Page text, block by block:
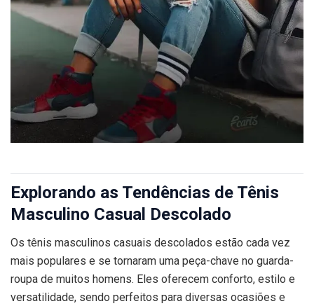
Explorando as Tendências de Tênis
Masculino Casual Descolado
Os tênis masculinos casuais descolados estão cada vez
mais populares e se tornaram uma peça-chave no guarda-
roupa de muitos homens. Eles oferecem conforto, estilo e
versatilidade, sendo perfeitos para diversas ocasiões e